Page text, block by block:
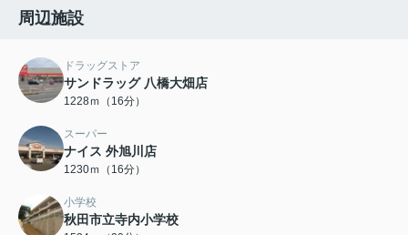
周辺施設
ドラッグストア
サンドラッグ 八橋大畑店
1228ｍ（16分）
スーパー
ナイス 外旭川店
1230ｍ（16分）
小学校
秋田市立寺内小学校